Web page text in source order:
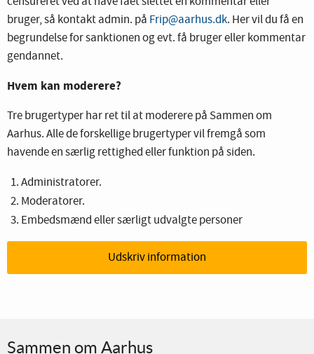
bruger, så kontakt admin. på Frip@aarhus.dk. Her vil du få en
begrundelse for sanktionen og evt. få bruger eller kommentar
gendannet.
Hvem kan moderere?
Tre brugertyper har ret til at moderere på Sammen om
Aarhus. Alle de forskellige brugertyper vil fremgå som
havende en særlig rettighed eller funktion på siden.
Administratorer.
Moderatorer.
Embedsmænd eller særligt udvalgte personer
Udskriv information
Sammen om Aarhus